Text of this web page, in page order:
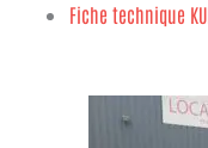
Fiche technique